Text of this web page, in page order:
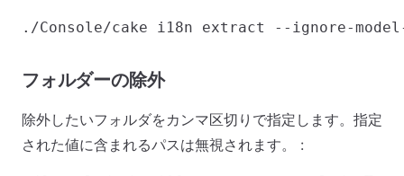
フォルダーの除外
除外したいフォルダをカンマ区切りで指定します。指定
された値に含まれるパスは無視されます。 :